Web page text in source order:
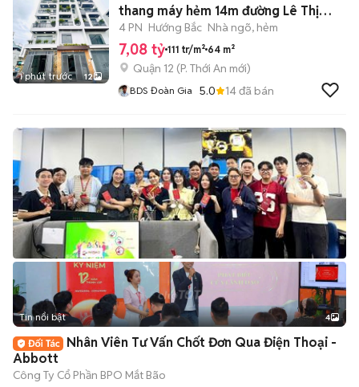
1 phút trước 12
thang máy hẻm 14m đường Lê Thị
Riêng Q12
4 PN Hướng Bắc Nhà ngõ, hẻm
7,08 tỷ 111 tr/m² 64 m²
Quận 12 (P. Thới An mới)
BDS Đoàn Gia 5.0 14đã bán
Tin nổi bật 4
Nhân Viên Tư Vấn Chốt Đơn Qua Điện Thoại -
Abbott
Công Ty Cổ Phần BPO Mắt Bão